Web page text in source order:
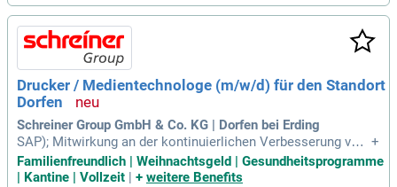
Drucker / Medientechnologe (m/w/d) für den Standort
Dorfen
Schreiner Group GmbH & Co. KG | Dorfen bei Erding
SAP); Mitwirkung an der kontinuierlichen Verbesserung von
Prozessen; Sie verfügen über eine abgeschlossene Berufsau
sbildung als Medientechnologe / Drucker oder Berufserfahr
+
Familienfreundlich | Weihnachtsgeld | Gesundheitsprogramme
| Kantine | Vollzeit | + weitere Benefits